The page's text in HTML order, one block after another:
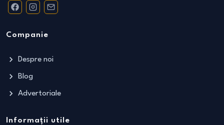
Companie
Despre noi
Blog
Advertoriale
Informații utile